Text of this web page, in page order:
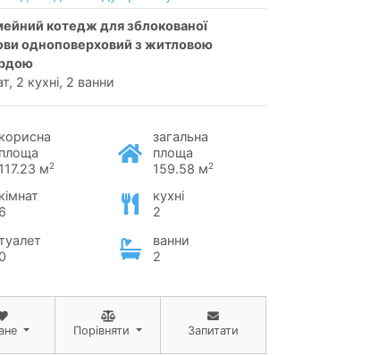
одноповерховий з житловою
2 кухні, 2 ванни
корисна
площа
117.23 м2
загальна
площа
159.58 м2
кімнат
6
кухні
2
0
ванни
2
Порівняти Запитати